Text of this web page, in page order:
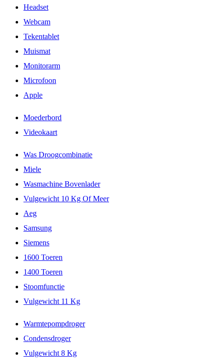
Headset
Webcam
Tekentablet
Muismat
Monitorarm
Microfoon
Apple
Moederbord
Videokaart
Was Droogcombinatie
Miele
Wasmachine Bovenlader
Vulgewicht 10 Kg Of Meer
Aeg
Samsung
Siemens
1600 Toeren
1400 Toeren
Stoomfunctie
Vulgewicht 11 Kg
Warmtepompdroger
Condensdroger
Vulgewicht 8 Kg